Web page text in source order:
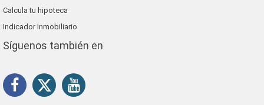
Calcula tu hipoteca
Indicador Inmobiliario
Síguenos también en